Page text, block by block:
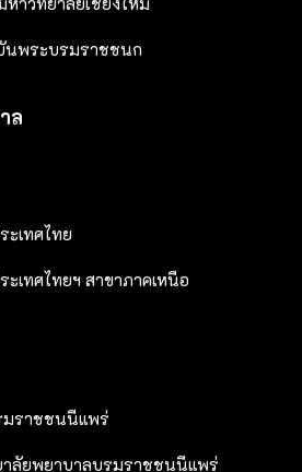
นพระบรมราชชนก
ล
เทศไทย
เทศไทยฯ สาขาภาคเหนือ
ราชชนนีแพร่
ลัยพยาบาลบรมราชชนนีแพร่